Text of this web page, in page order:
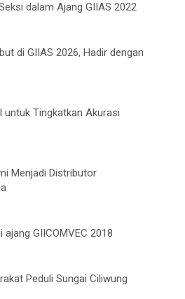
dalam Ajang GIIAS 2022
di GIIAS 2026, Hadir dengan
untuk Tingkatkan Akurasi
Menjadi Distributor
GIICOMVEC 2018
Peduli Sungai Ciliwung